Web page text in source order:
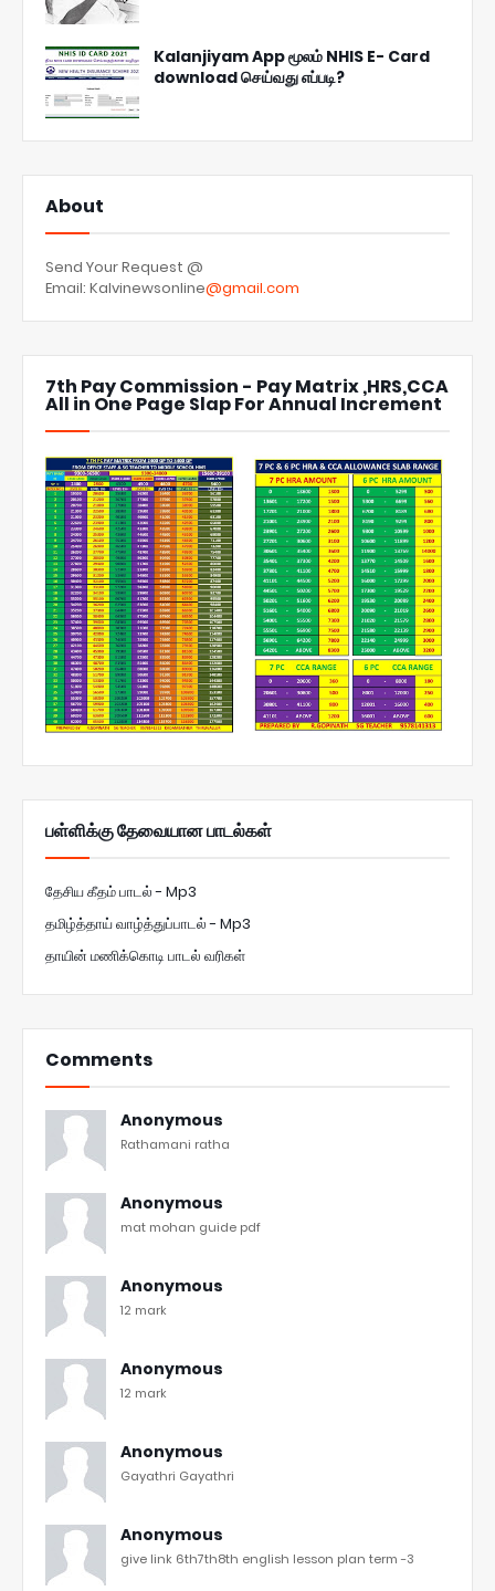
Kalanjiyam App மூலம் NHIS E- Card
download செய்வது எப்படி?
About
Send Your Request @
Email: Kalvinewsonline@gmail.com
7th Pay Commission - Pay Matrix ,HRS,CCA
All in One Page Slap For Annual Increment
பள்ளிக்கு தேவையான பாடல்கள்
தேசிய கீதம் பாடல் - Mp3
தமிழ்த்தாய் வாழ்த்துப்பாடல் - Mp3
தாயின் மணிக்கொடி பாடல் வரிகள்
Comments
Anonymous
Rathamani ratha
Anonymous
mat mohan guide pdf
Anonymous
12 mark
Anonymous
12 mark
Anonymous
Gayathri Gayathri
Anonymous
give link 6th7th8th english lesson plan term -3